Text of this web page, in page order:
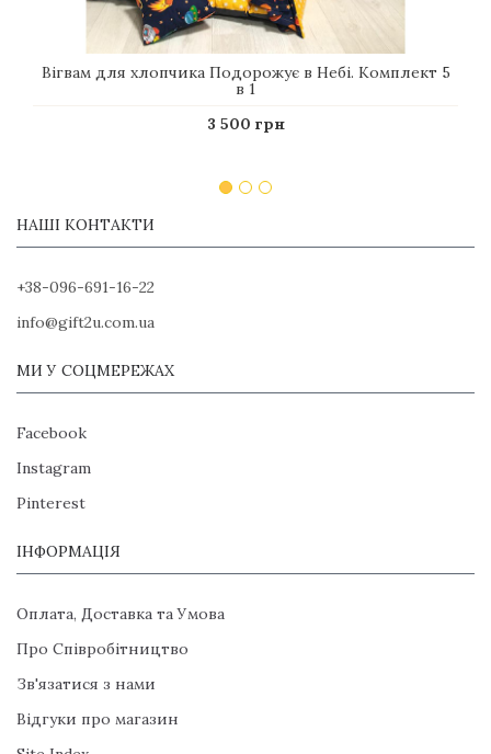
Вігвам для хлопчика Подорожує в Небі. Комплект 5
в 1
3 500 грн
НАШІ КОНТАКТИ
+38-096-691-16-22
info@gift2u.com.ua
МИ У СОЦМЕРЕЖАХ
Facebook
Instagram
Pinterest
ІНФОРМАЦІЯ
Оплата, Доставка та Умова
Про Співробітництво
Зв'язатися з нами
Відгуки про магазин